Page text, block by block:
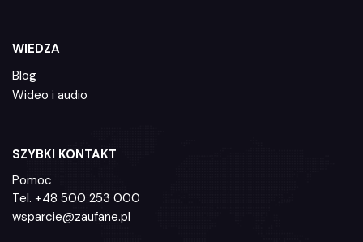
WIEDZA
Blog
Wideo i audio
SZYBKI KONTAKT
Pomoc
Tel. +48 500 253 000
wsparcie@zaufane.pl